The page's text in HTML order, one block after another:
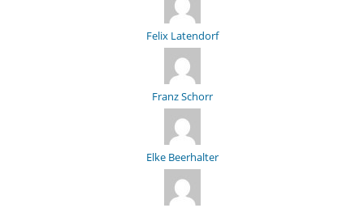
Felix Latendorf
Franz Schorr
Elke Beerhalter